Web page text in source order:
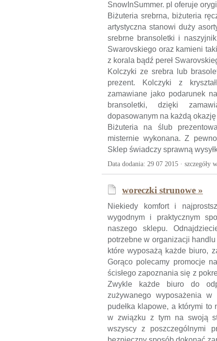
SnowInSummer. pl oferuje
Biżuteria srebrna, biżuteria
artystyczna stanowi duży
srebrne bransoletki i
Swarovskiego oraz kamieni
z korala bądź pereł
Kolczyki ze srebra lub
prezent. Kolczyki z
zamawiane jako podarunek
bransoletki, dzięki
dopasowanym na każdą
Biżuteria na ślub
misternie wykonana. Z
Sklep świadczy sprawną
Data dodania: 29 07 2015 · szczegóły
woreczki strunowe »
Niekiedy komfort i
wygodnym i praktycznym
naszego sklepu.
potrzebne w organizacji
które wyposażą każde biuro,
Gorąco polecamy promocje
ścisłego zapoznania się z
Zwykle każde biuro do
zużywanego wyposażenia
pudełka klapowe, a którymi
w związku z tym na swoją
wszyscy z poszczególnymi